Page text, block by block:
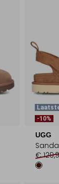
-10%
UGG
€